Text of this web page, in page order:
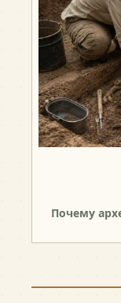
Почему